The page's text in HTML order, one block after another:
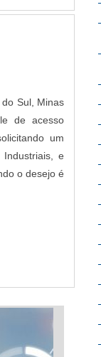
Sul, Minas
de acesso
um
e
o desejo é